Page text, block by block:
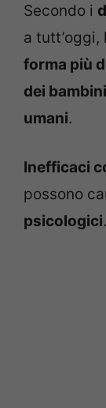
Secondo i
a tutt’oggi,
forma più
dei
umani.
Inefficaci
possono
psicologici.